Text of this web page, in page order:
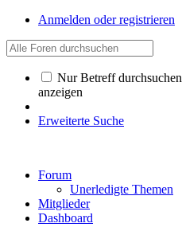
Anmelden oder registrieren
Nur Betreff durchsuchen
anzeigen
Erweiterte Suche
Forum
Unerledigte Themen
Mitglieder
Dashboard